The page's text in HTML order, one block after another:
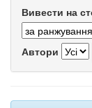
Вивести на
Автори